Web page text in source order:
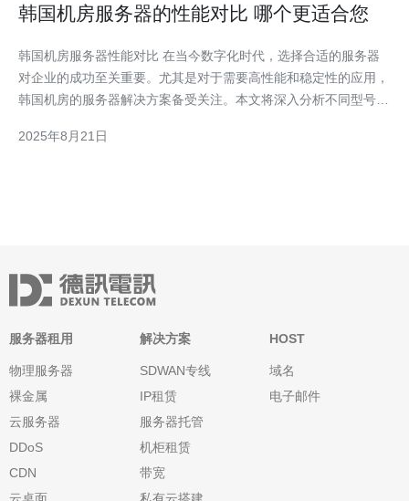
韩国机房服务器的性能对比 哪个更适合您
韩国机房服务器性能对比 在当今数字化时代，选择合适的服务器
对企业的成功至关重要。尤其是对于需要高性能和稳定性的应用，
韩国机房的服务器解决方案备受关注。本文将深入分析不同型号的
国机房服务器种类繁多，适应不同需求 2. 性能对比：硬件配置和
2025年8月21日
服务器租用
物理服务器
裸金属
云服务器
DDoS
CDN
解决方案
SDWAN专线
IP租赁
服务器托管
机柜租赁
带宽
HOST
域名
电子邮件